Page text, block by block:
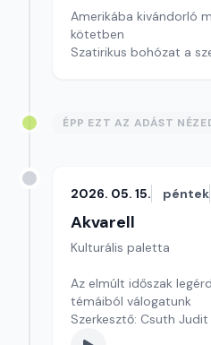
Amerikába kivándorló
kötetben
Szatirikus bohózat a
ÉPP EZT AZ ADÁST
2026. 05. 15. péntek
Akvarell
Kulturális paletta
Az elmúlt időszak
témáiból válogatunk
Szerkesztő: Csuth Judit